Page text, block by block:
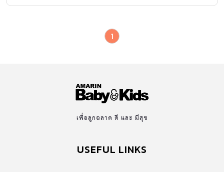
1
เพื่อลูกฉลาด ดี และ มีสุข
USEFUL LINKS